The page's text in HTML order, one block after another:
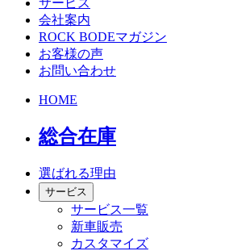
会社案内
ROCK BODEマガジン
お客様の声
お問い合わせ
HOME
総合在庫
選ばれる理由
サービス
サービス一覧
新車販売
カスタマイズ